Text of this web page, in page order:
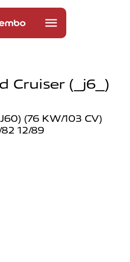
Cruiser (_j6_)
(76 KW/103 CV)
82 12/89